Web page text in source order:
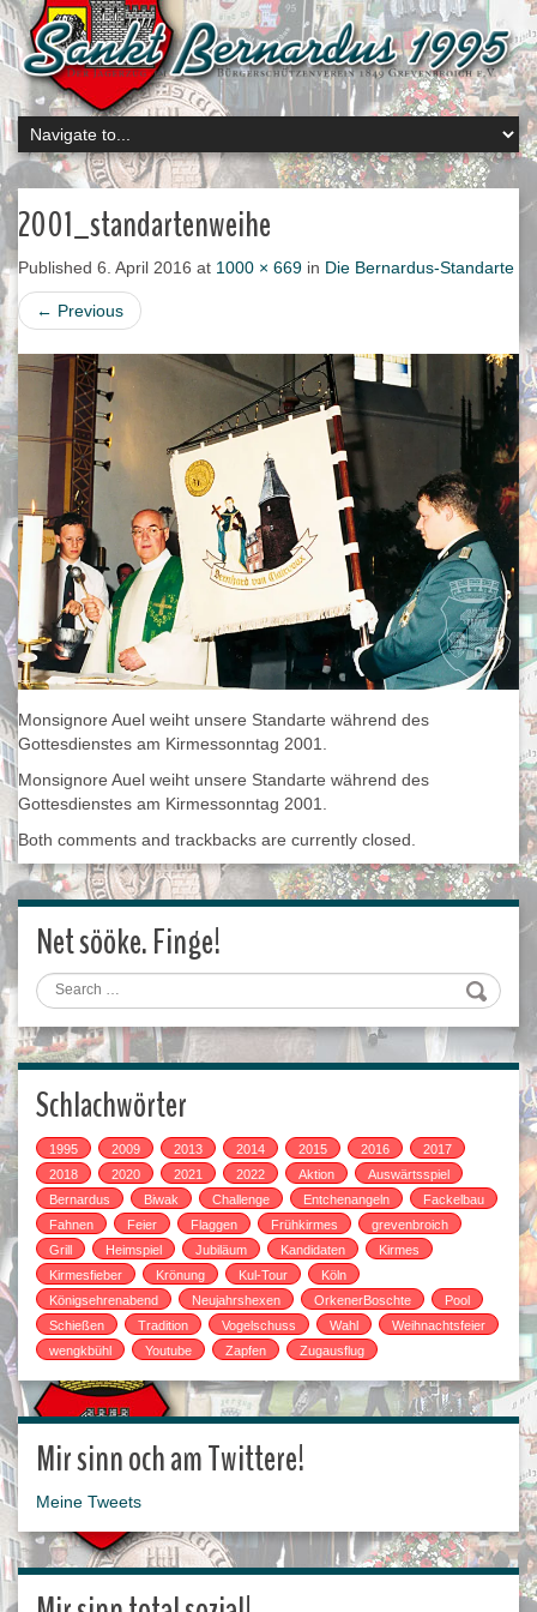
2001_standartenweihe
Published 6. April 2016 at 1000 × 669 in Die Bernardus-Standarte
← Previous
Monsignore Auel weiht unsere Standarte während des
Gottesdienstes am Kirmessonntag 2001.
Monsignore Auel weiht unsere Standarte während des
Gottesdienstes am Kirmessonntag 2001.
Both comments and trackbacks are currently closed.
Net sööke. Finge!
Search
Schlachwörter
1995 2009 2013 2014 2015 2016
2017
2018
2020 2021 2022 Aktion
Auswärtsspiel
Bernardus
Biwak Challenge Entchenangeln
Fackelbau
Fahnen
Feier Flaggen Frühkirmes
grevenbroich
Grill
Heimspiel Jubiläum Kandidaten
Kirmes
Kirmesfieber
Krönung Kul-Tour
Köln
Königsehrenabend
Neujahrshexen OrkenerBoschte
Pool
Schießen
Tradition Vogelschuss Wahl
Weihnachtsfeier
wengkbühl
Youtube Zapfen Zugausflug
Mir sinn och am Twittere!
Meine Tweets